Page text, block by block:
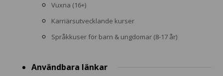
Vuxna (16+)
Karriärsutvecklande kurser
Språkkuser för barn & ungdomar (8-17 år)
Användbara länkar